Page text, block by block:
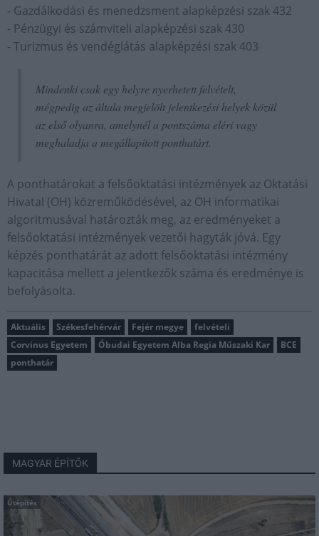
- Gazdálkodási és menedzsment alapképzési szak 432
- Pénzügyi és számviteli alapképzési szak 430
- Turizmus és vendéglátás alapképzési szak 403
Mindenki csak egy helyre nyerhetett felvételt,
mégpedig az általa megjelölt jelentkezési helyek közül
az első olyanra, amelynél a pontszáma eléri vagy
meghaladja a megállapított ponthatárt.
A ponthatárokat a felsőoktatási intézmények az Oktatási
Hivatal (OH) közreműködésével, az OH informatikai
algoritmusával határozták meg, az eredményeket a
felsőoktatási intézmények vezetői hagyták jóvá. Egy
képzés ponthatárát az adott felsőoktatási intézmény
kapacitása mellett a jelentkezők száma és eredménye is
befolyásolta.
Aktuális Székesfehérvár Fejér megye
felvételi
Corvinus Egyetem
Óbudai Egyetem Alba Regia Műszaki Kar
BCE
ponthatár
MAGYAR ÉPÍTŐK
Útépítés